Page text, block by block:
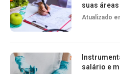
suas
Atualizado
salário e